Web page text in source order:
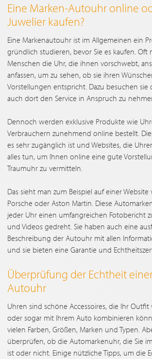
Eine Marken-Autouhr online
Juwelier kaufen?
Eine Markenautouhr ist im Allgemeinen ein
gründlich studieren, bevor Sie es kaufen. Oft
Menschen die Uhr, die ihnen vorschwebt,
anfassen, um zu sehen, ob sie ihren
Vorstellungen entspricht. Dazu besuchen sie
auch dort den Service in Anspruch zu
Dennoch werden exklusive Produkte wie
Verbrauchern zunehmend online bestellt.
es sehr zugänglich ist und Websites, die
alles tun, um Ihnen online eine gute
Traumuhr zu vermitteln.
Das sieht man zum Beispiel auf einer Website
Porsche oder Aston Martin. Diese
jeder Uhr einen umfangreichen Fotobericht
und Videos gedreht. Sie haben auch eine
Beschreibung der Autouhr mit allen
und sie bieten eine Garantie und
Überprüfung der Echtheit
Autouhr
Uhren sind schöne Accessoires, die Ihr
oder sogar mit Ihrem Auto kombinieren
vielen Farben, Größen, Marken und Typen.
überprüfen, ob die Automarkenuhr, die Sie
ist oder nicht. Einige nützliche Tipps, um die